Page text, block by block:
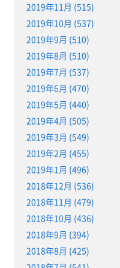
2019年11月 (515)
2019年10月 (537)
2019年9月 (510)
2019年8月 (510)
2019年7月 (537)
2019年6月 (470)
2019年5月 (440)
2019年4月 (505)
2019年3月 (549)
2019年2月 (455)
2019年1月 (496)
2018年12月 (536)
2018年11月 (479)
2018年10月 (436)
2018年9月 (394)
2018年8月 (425)